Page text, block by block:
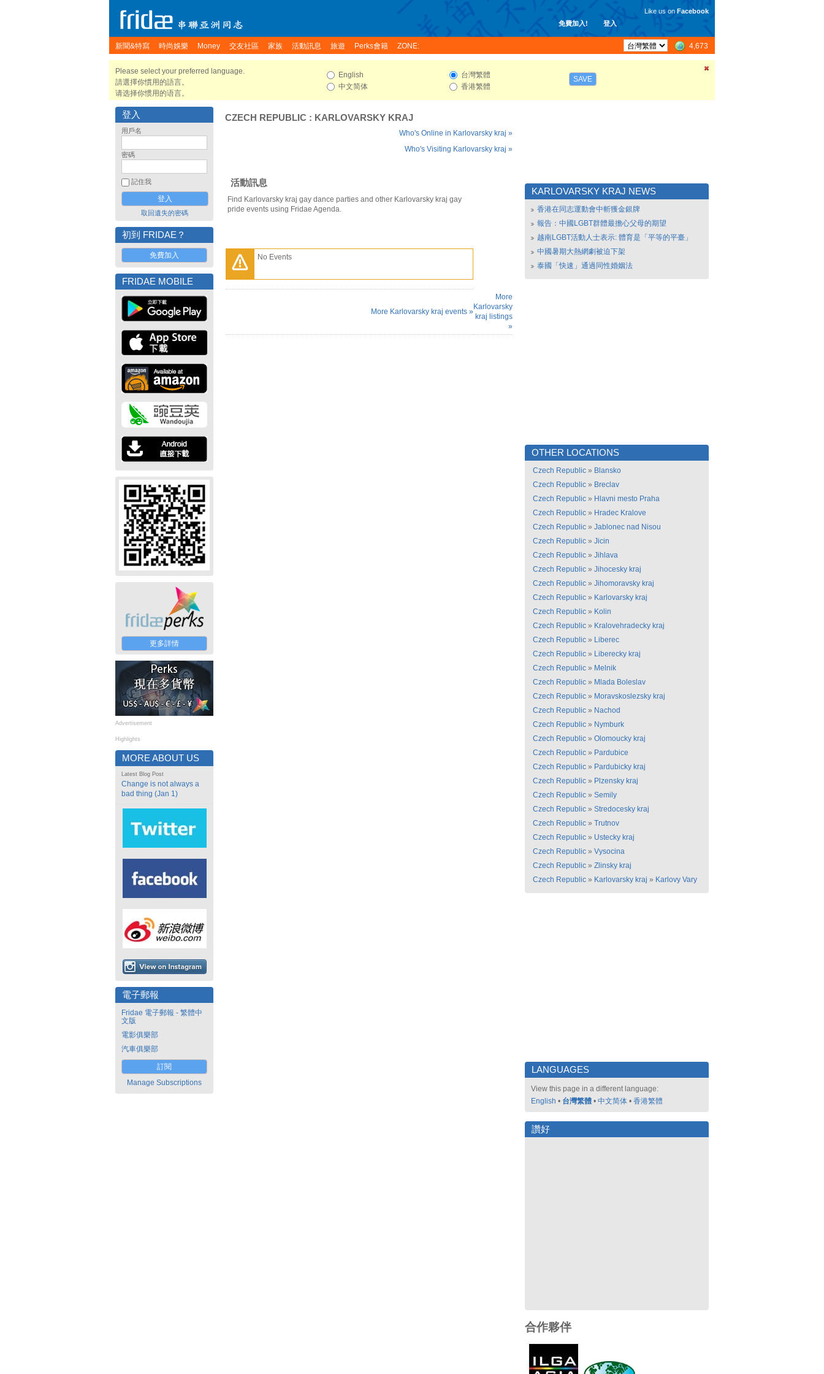
免費加入! 登入
Like us on Facebook
新聞&特寫 時尚娛樂 Money 交友社區 家族 活動訊息 旅遊 Perks會籍 ZONE: 4,673
Please select your preferred language.
請選擇你慣用的語言。
请选择你惯用的语言。
English
中文简体
台灣繁體
香港繁體
SAVE
登入
用戶名
密碼
記住我
取回遺失的密碼
初到 FRIDAE？
免費加入
FRIDAE MOBILE
更多詳情
Advertisement
Highlights
MORE ABOUT US
Latest Blog Post
Change is not always a
bad thing (Jan 1)
電子郵報
Fridae 電子郵報 - 繁體中
文版
電影俱樂部
汽車俱樂部
訂閱
Manage Subscriptions
CZECH REPUBLIC : KARLOVARSKY KRAJ
Who's Online in Karlovarsky kraj »
Who's Visiting Karlovarsky kraj »
活動訊息
Find Karlovarsky kraj gay dance parties and other Karlovarsky kraj gay
pride events using Fridae Agenda.
No Events
More Karlovarsky kraj events »
More
Karlovarsky
kraj listings
»
KARLOVARSKY KRAJ NEWS
香港在同志運動會中斬獲金銀牌
報告：中國LGBT群體最擔心父母的期望
越南LGBT活動人士表示: 體育是「平等的平臺」
中國暑期大熱網劇被迫下架
泰國「快速」通過同性婚姻法
OTHER LOCATIONS
Czech Republic » Blansko
Czech Republic » Breclav
Czech Republic » Hlavni mesto Praha
Czech Republic » Hradec Kralove
Czech Republic » Jablonec nad Nisou
Czech Republic » Jicin
Czech Republic » Jihlava
Czech Republic » Jihocesky kraj
Czech Republic » Jihomoravsky kraj
Czech Republic » Karlovarsky kraj
Czech Republic » Kolin
Czech Republic » Kralovehradecky kraj
Czech Republic » Liberec
Czech Republic » Liberecky kraj
Czech Republic » Melnik
Czech Republic » Mlada Boleslav
Czech Republic » Moravskoslezsky kraj
Czech Republic » Nachod
Czech Republic » Nymburk
Czech Republic » Olomoucky kraj
Czech Republic » Pardubice
Czech Republic » Pardubicky kraj
Czech Republic » Plzensky kraj
Czech Republic » Semily
Czech Republic » Stredocesky kraj
Czech Republic » Trutnov
Czech Republic » Ustecky kraj
Czech Republic » Vysocina
Czech Republic » Zlinsky kraj
Czech Republic » Karlovarsky kraj » Karlovy Vary
LANGUAGES
View this page in a different language:
English • 台灣繁體 • 中文简体 • 香港繁體
讚好
合作夥伴